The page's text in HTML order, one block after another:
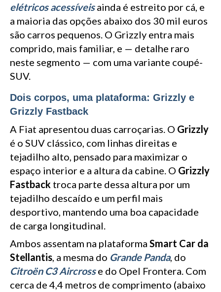
elétricos acessíveisainda é estreito por cá, e
a maioria das opções abaixo dos 30 mil euros
são carros pequenos. O Grizzly entra mais
comprido, mais familiar, e — detalhe raro
neste segmento — com uma variante coupé-
SUV.
Dois corpos, uma plataforma: Grizzly e
Grizzly Fastback
A Fiat apresentou duas carroçarias. O Grizzly
é o SUV clássico, com linhas direitas e
tejadilho alto, pensado para maximizar o
espaço interior e a altura da cabine. O Grizzly
Fastback troca parte dessa altura por um
tejadilho descaído e um perfil mais
desportivo, mantendo uma boa capacidade
de carga longitudinal.
Ambos assentam na plataforma Smart Car da
Stellantis, a mesma do Grande Panda, do
Citroën C3 Aircrosse do Opel Frontera. Com
cerca de 4,4 metros de comprimento (abaixo